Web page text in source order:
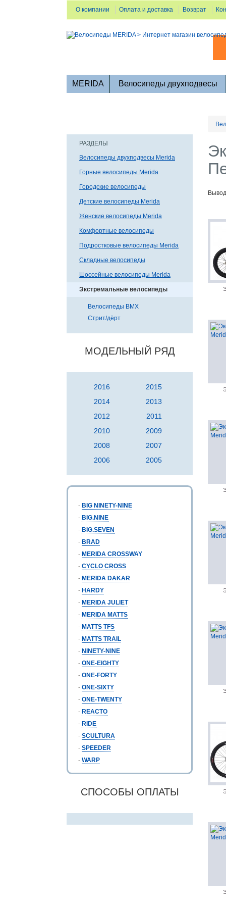
О компании Оплата и доставка Возврат
MERIDA Велосипеды двухподвесы
РАЗДЕЛЫ
Велосипеды двухподвесы Merida
Горные велосипеды Merida
Городские велосипеды
Детские велосипеды Merida
Женские велосипеды Merida
Комфортные велосипеды
Подростковые велосипеды Merida
Складные велосипеды
Шоссейные велосипеды Merida
Экстремальные велосипеды
Велосипеды BMX
Стрит/дёрт
МОДЕЛЬНЫЙ РЯД
2016
2015
2014
2013
2012
2011
2010
2009
2008
2007
2006
2005
- BIG NINETY-NINE
- BIG.NINE
- BIG.SEVEN
- BRAD
- MERIDA CROSSWAY
- CYCLO CROSS
- MERIDA DAKAR
- HARDY
- MERIDA JULIET
- MERIDA MATTS
- MATTS TFS
- MATTS TRAIL
- NINETY-NINE
- ONE-EIGHTY
- ONE-FORTY
- ONE-SIXTY
- ONE-TWENTY
- REACTO
- RIDE
- SCULTURA
- SPEEDER
- WARP
СПОСОБЫ ОПЛАТЫ